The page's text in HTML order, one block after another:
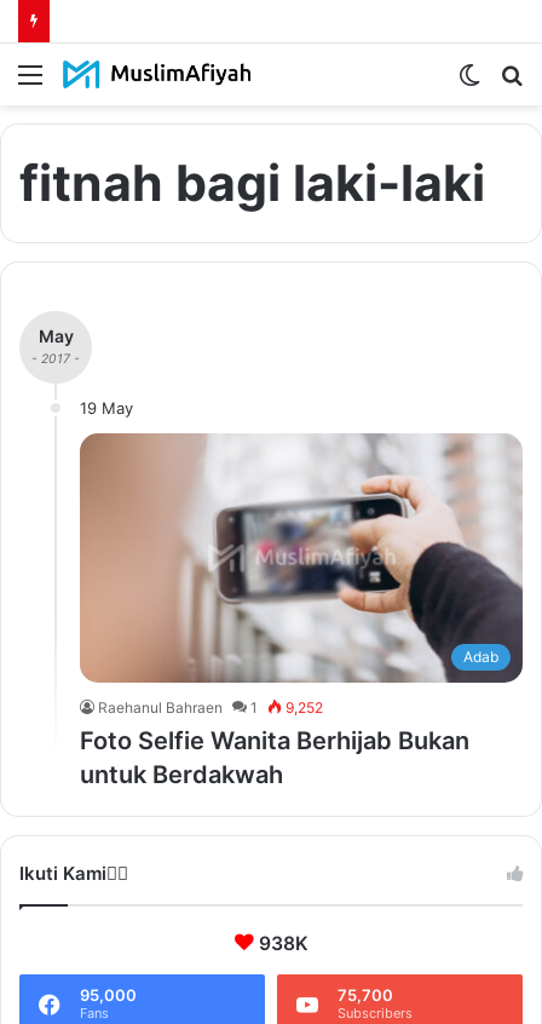
Menu
Switch
fitnah bagi laki-laki
May
- 2017 -
19 May
Adab
Raehanul Bahraen 1 9,252
Foto Selfie Wanita Berhijab Bukan
untuk Berdakwah
Ikuti Kami❤️‍🔥
938K
95,000
Fans
75,700
Subscribers